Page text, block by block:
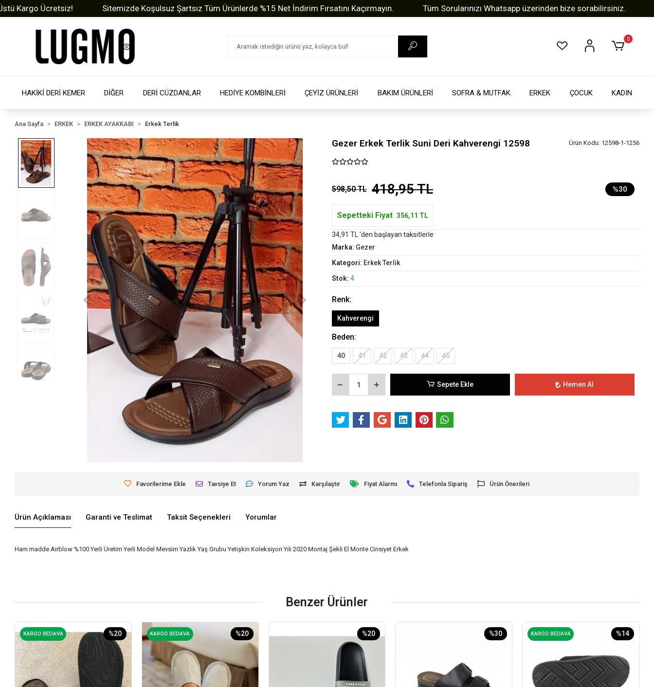
Ücretsiz! Sitemizde Koşulsuz Şartsız Tüm Ürünlerde %15 Net İndirim Fırsatını Kaçırmayın. Tüm Sorularınızı Whatsapp üzerinden bize sorabilirsiniz.
0
HAKİKİ DERİ KEMER DİĞER DERİ CÜZDANLAR HEDİYE KOMBİNLERİ ÇEYİZ ÜRÜNLERİ BAKIM ÜRÜNLERİ SOFRA & MUTFAK ERKEK ÇOCUK KADIN
Ana Sayfa ERKEK ERKEK AYAKKABI Erkek Terlik
Gezer Erkek Terlik Suni Deri Kahverengi 12598 Ürün Kodu: 12598-1-1256
598,50 TL 418,95 TL %30
Sepetteki Fiyat 356,11 TL
34,91 TL 'den başlayan taksitlerle
Marka: Gezer
Kategori: Erkek Terlik
Stok: 4
Renk:
Kahverengi
Beden:
40 41 42 43 44 45
Sepete Ekle Hemen Al
Favorilerime Ekle Tavsiye Et Yorum Yaz Karşılaştır Fiyat Alarmı Telefonla Sipariş Ürün Önerileri
Ürün Açıklaması Garanti ve Teslimat Taksit Seçenekleri Yorumlar
Ham madde Airblow %100 Yerli Üretim Yerli Model Mevsim Yazlık Yaş Grubu Yetişkin Koleksiyon Yılı 2020 Montaj Şekli El Monte Cinsiyet Erkek
Benzer Ürünler
KARGO BEDAVA %20 KARGO BEDAVA %20 %20 %30 KARGO BEDAVA %14